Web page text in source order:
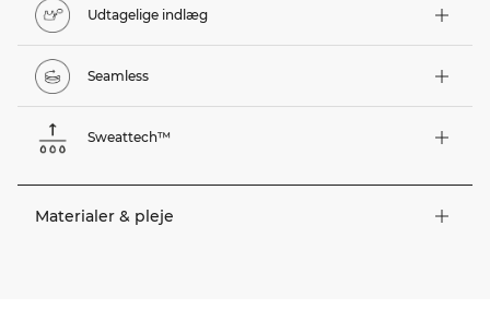
Udtagelige indlæg
Seamless
Sweattech™
Materialer & pleje